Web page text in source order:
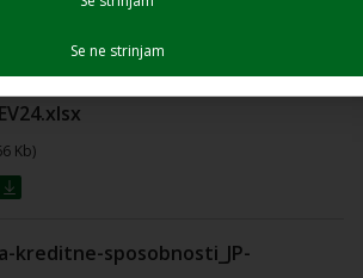
zavarovanja-
Kb)
kreditne-sposobnosti_JP-
Se ne strinjam